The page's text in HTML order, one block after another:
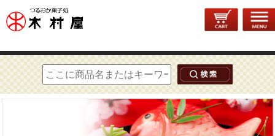
トップページ>季節菓子> おひな菓子